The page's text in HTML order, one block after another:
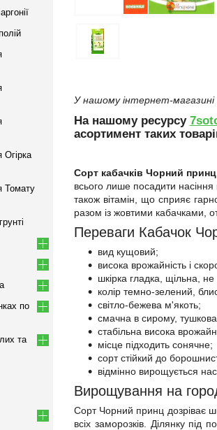
У нашому інтернет-
На нашому ресурсу
асортимент таких
Сорт кабачків Чорний принц
всього лише посадити
також вітамін, що сприяє
разом із жовтими кабачками,
Переваги Кабачок
вид кущовий;
висока врожайність і
шкірка гладка, щільна,
колір темно-зелений,
світло-бежева м'якоть;
смачна в сирому,
стабільна висока
місце підходить сонячне;
сорт стійкий до
відмінно вирощується
Вирощування на
Сорт Чорний принц дозріває
всіх заморозків. Ділянку
Томату
по
та